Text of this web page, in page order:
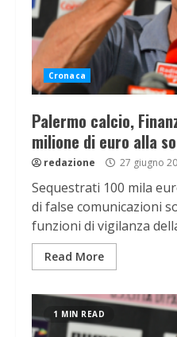
Cronaca
Palermo calcio,
milione di euro alla
redazione 27 giugno
Sequestrati 100 mila
di false comunicazioni
funzioni di vigilanza
Read More
1 MIN READ